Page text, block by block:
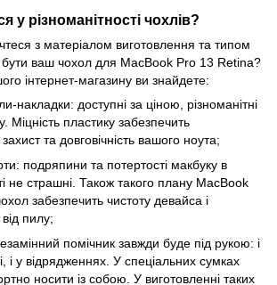
у різноманітності чохлів?
з матеріалом виготовлення та типом
ваш чохол для MacBook Pro 13 Retina?
інтернет-магазину ви знайдете:
накладки: доступні за ціною, різноманітні
Міцність пластику забезпечить
та довговічність вашого ноута;
подряпини та потертості макбуку в
не страшні. Також такого плану MacBook
забезпечить чистоту девайса і
пилу;
помічник завжди буде під рукою: і
і у відрядженнях. У спеціальних сумках
носити із собою. У виготовленні таких